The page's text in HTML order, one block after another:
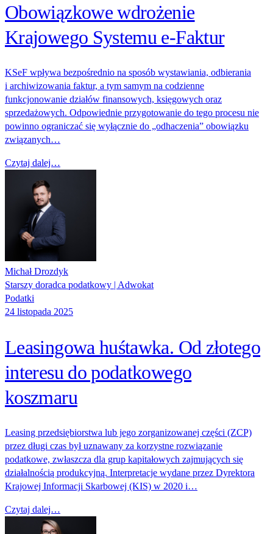
Obowiązkowe wdrożenie
Krajowego Systemu e‑Faktur
KSeF wpływa bezpośrednio na sposób wystawiania, odbierania
i archiwizowania faktur, a tym samym na codzienne
funkcjonowanie działów finansowych, księgowych oraz
sprzedażowych. Odpowiednie przygotowanie do tego procesu nie
powinno ograniczać się wyłącznie do „odhaczenia” obowiązku
związanych…
Czytaj dalej…
Michał Drozdyk
Starszy doradca podatkowy | Adwokat
Podatki
24 listopada 2025
Leasingowa huśtawka. Od złotego
interesu do podatkowego
koszmaru
Leasing przedsiębiorstwa lub jego zorganizowanej części (ZCP)
przez długi czas był uznawany za korzystne rozwiązanie
podatkowe, zwłaszcza dla grup kapitałowych zajmujących się
działalnością produkcyjną. Interpretacje wydane przez Dyrektora
Krajowej Informacji Skarbowej (KIS) w 2020 i…
Czytaj dalej…